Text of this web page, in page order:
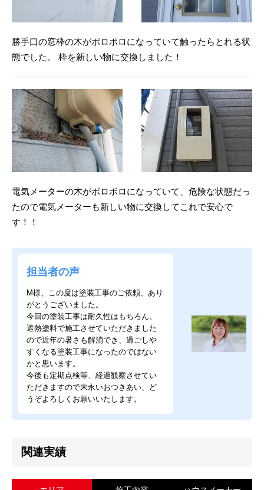
勝手口の窓枠の木がポロポロになっていて触ったらとれる状
態でした。 枠を新しい物に交換しました！
電気メーターの木がボロボロになっていて、危険な状態だっ
たので電気メーターも新しい物に交換してこれで安心で
す！！
担当者の声
M様、この度は塗装工事のご依頼、あり
がとうございました。
今回の塗装工事は耐久性はもちろん、
遮熱塗料で施工させていただきました
ので近年の暑さも解消でき、過ごしや
すくなる塗装工事になったのではない
かと思います。
今後も定期点検等、経過観察させてい
ただきますので末永いおつきあい、ど
うぞよろしくお願いいたします。
関連実績